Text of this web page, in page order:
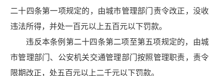
二十四条第一项规定的，由城市管理部门责令改正，没收
违法所得，并处一百元以上五百元以下罚款。
违反本条例第二十四条第二项至第五项规定的，由城
市管理部门、公安机关交通管理部门按照管理职责，责令
限期改正，处五百元以上二千元以下罚款。